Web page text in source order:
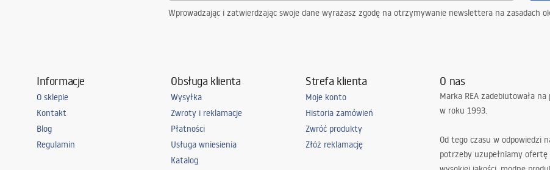
Wprowadzając i zatwierdzając swoje dane wyrażasz zgodę na otrzymywanie newslettera na zasadach
Informacje
O sklepie
Kontakt
Blog
Regulamin
Obsługa klienta
Wysyłka
Zwroty i reklamacje
Płatności
Usługa wniesienia
Katalog
Strefa klienta
Moje konto
Historia zamówień
Zwróć produkty
Złóż reklamację
O nas
Marka REA zadebiutowała
w roku 1993.
Od tego czasu w odpowiedzi
potrzeby uzupełniamy ofertę